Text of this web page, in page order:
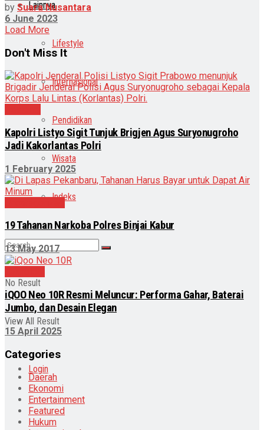
Lainnya
Lifestyle
Internasional
Pendidikan
Wisata
Indeks
No Result
View All Result
Login
by Suara Nusantara
6 June 2023
Load More
Don't Miss It
Kapolri Listyo Sigit Tunjuk Brigjen Agus Suryonugroho
Jadi Kakorlantas Polri
1 February 2025
19 Tahanan Narkoba Polres Binjai Kabur
13 May 2017
iQOO Neo 10R Resmi Meluncur: Performa Gahar, Baterai
Jumbo, dan Desain Elegan
15 April 2025
Categories
Daerah
Ekonomi
Entertainment
Featured
Hukum